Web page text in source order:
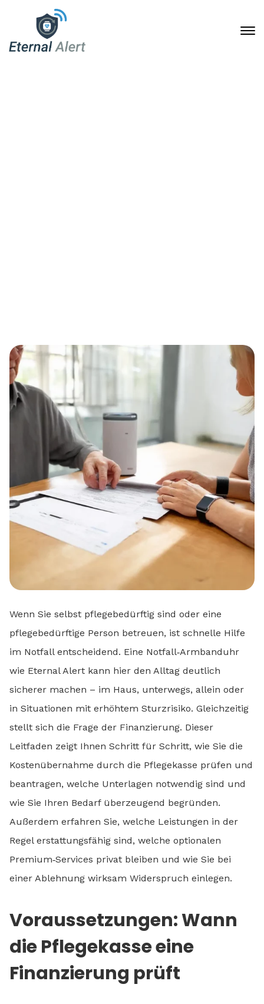
Wenn Sie selbst pflegebedürftig sind oder eine
pflegebedürftige Person betreuen, ist schnelle Hilfe
im Notfall entscheidend. Eine Notfall‑Armbanduhr
wie Eternal Alert kann hier den Alltag deutlich
sicherer machen – im Haus, unterwegs, allein oder
in Situationen mit erhöhtem Sturzrisiko. Gleichzeitig
stellt sich die Frage der Finanzierung. Dieser
Leitfaden zeigt Ihnen Schritt für Schritt, wie Sie die
Kostenübernahme durch die Pflegekasse prüfen und
beantragen, welche Unterlagen notwendig sind und
wie Sie Ihren Bedarf überzeugend begründen.
Außerdem erfahren Sie, welche Leistungen in der
Regel erstattungsfähig sind, welche optionalen
Premium‑Services privat bleiben und wie Sie bei
einer Ablehnung wirksam Widerspruch einlegen.
Voraussetzungen: Wann
die Pflegekasse eine
Finanzierung prüft